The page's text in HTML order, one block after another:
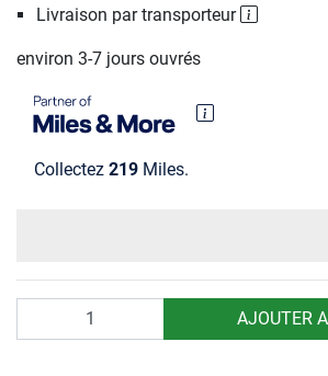
Livraison par transporteur
environ 3-7 jours ouvrés
Collectez 219 Miles.
AJOUTER